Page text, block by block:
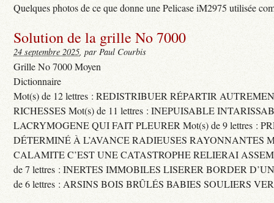
Quelques photos de ce que donne une Pelicase iM2975 utilisée
Solution de la grille No 7000
24 septembre 2025, par Paul Courbis
Grille No 7000 Moyen
Dictionnaire
Mot(s) de 12 lettres : REDISTRIBUER RÉPARTIR
RICHESSES Mot(s) de 11 lettres : INEPUISABLE
LACRYMOGENE QUI FAIT PLEURER Mot(s) de 9 lettres :
DÉTERMINÉ À L’AVANCE RADIEUSES RAYONNANTES
CALAMITE C’EST UNE CATASTROPHE RELIERAI
de 7 lettres : INERTES IMMOBILES LISERER BORDER
de 6 lettres : ARSINS BOIS BRÛLÉS BABIES SOULIERS